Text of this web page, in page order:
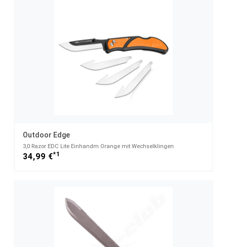
Outdoor Edge
3,0 Razor EDC Lite Einhandm Orange mit Wechselklingen
34,99 €*1